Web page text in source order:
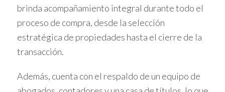
Precios iniciales accesibles
Permiten ingresar al mercado con menor capital,
facilitando la diversificación de inversiones.
a largo plazo
brinda acompañamiento integral durante todo el
proceso de compra, desde la selección
estratégica de propiedades hasta el cierre de la
transacción.
Además, cuenta con el respaldo de un equipo de